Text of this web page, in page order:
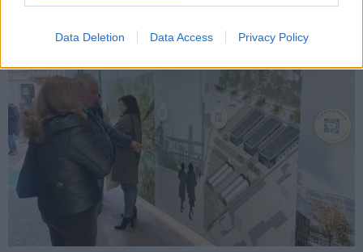
Data Deletion Data Access Privacy Policy